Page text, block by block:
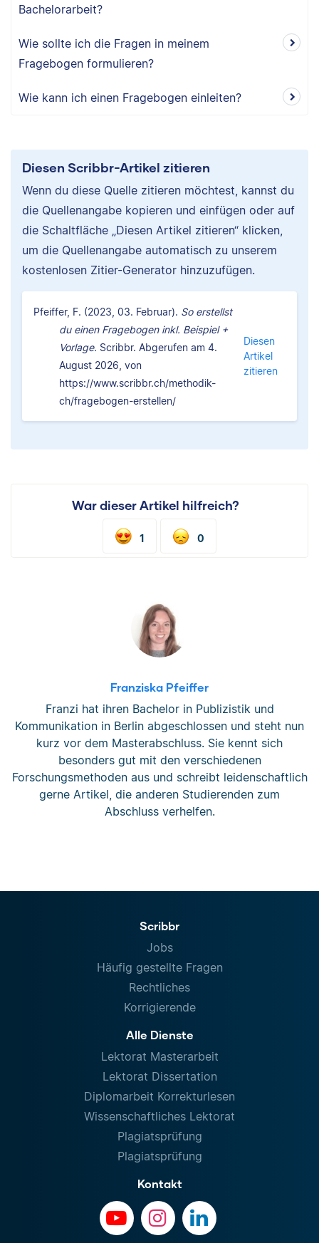
Bachelorarbeit?
Wie sollte ich die Fragen in meinem
Fragebogen formulieren?
Wie kann ich einen Fragebogen einleiten?
Diesen Scribbr-Artikel zitieren
Wenn du diese Quelle zitieren möchtest, kannst du
die Quellenangabe kopieren und einfügen oder auf
die Schaltfläche „Diesen Artikel zitieren“ klicken,
um die Quellenangabe automatisch zu unserem
kostenlosen Zitier-Generator hinzuzufügen.
Pfeiffer, F. (2023, 03. Februar). So erstellst
du einen Fragebogen inkl. Beispiel +
Vorlage. Scribbr. Abgerufen am 4.
August 2026, von
https://www.scribbr.ch/methodik-
ch/fragebogen-erstellen/
Diesen
Artikel
zitieren
War dieser Artikel hilfreich?
1 0
Franziska Pfeiffer
Franzi hat ihren Bachelor in Publizistik und
Kommunikation in Berlin abgeschlossen und steht nun
kurz vor dem Masterabschluss. Sie kennt sich
besonders gut mit den verschiedenen
Forschungsmethoden aus und schreibt leidenschaftlich
gerne Artikel, die anderen Studierenden zum
Abschluss verhelfen.
Scribbr
Jobs
Häufig gestellte Fragen
Rechtliches
Korrigierende
Alle Dienste
Lektorat Masterarbeit
Lektorat Dissertation
Diplomarbeit Korrekturlesen
Wissenschaftliches Lektorat
Plagiatsprüfung
Plagiatsprüfung
Kontakt